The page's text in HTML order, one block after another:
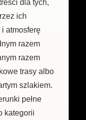
dla tych,
ich
atmosferę
razem
razem
trasy albo
szlakiem.
pełne
kategorii